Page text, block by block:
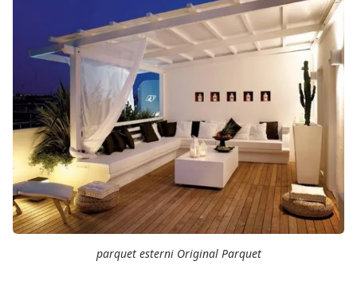
parquet esterni Original Parquet